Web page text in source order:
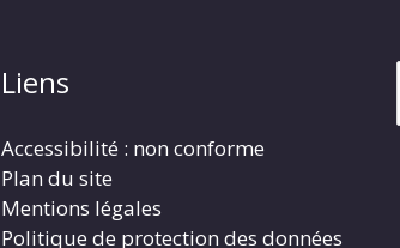
Liens
Accessibilité : non conforme
Plan du site
Mentions légales
Politique de protection des données